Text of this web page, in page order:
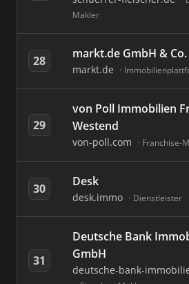
Makler
28 markt.de GmbH & Co.
markt.de
29
von Poll Immobilien
Westend
von-poll.com Franchise-
30 Desk
desk.immo Dienstleister
31
Deutsche Bank
GmbH
deutsche-bank-